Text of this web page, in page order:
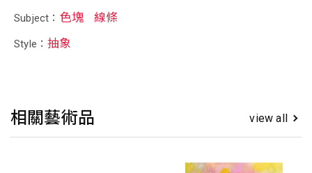
Subject： 色塊 線條
Style：抽象
相關藝術品 view all